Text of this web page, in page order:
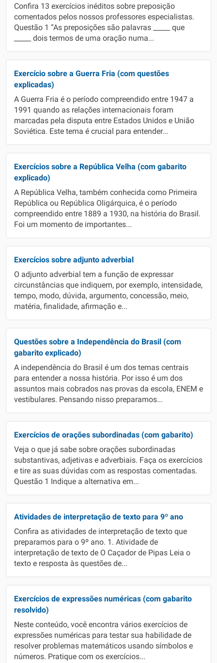
Confira 13 exercícios inéditos sobre preposição
comentados pelos nossos professores especialistas.
Questão 1 “As preposições são palavras _____ que
_____ dois termos de uma oração numa...
Exercício sobre a Guerra Fria (com questões
explicadas)
A Guerra Fria é o período compreendido entre 1947 a
1991 quando as relações internacionais foram
marcadas pela disputa entre Estados Unidos e União
Soviética. Este tema é crucial para entender...
Exercícios sobre a República Velha (com gabarito
explicado)
A República Velha, também conhecida como Primeira
República ou República Oligárquica, é o período
compreendido entre 1889 a 1930, na história do Brasil.
Foi um momento de importantes...
Exercícios sobre adjunto adverbial
O adjunto adverbial tem a função de expressar
circunstâncias que indiquem, por exemplo, intensidade,
tempo, modo, dúvida, argumento, concessão, meio,
matéria, finalidade, afirmação e...
Questões sobre a Independência do Brasil (com
gabarito explicado)
A independência do Brasil é um dos temas centrais
para entender a nossa história. Por isso é um dos
assuntos mais cobrados nas provas da escola, ENEM e
vestibulares. Pensando nisso preparamos...
Exercícios de orações subordinadas (com gabarito)
Veja o que já sabe sobre orações subordinadas
substantivas, adjetivas e adverbiais. Faça os exercícios
e tire as suas dúvidas com as respostas comentadas.
Questão 1 Indique a alternativa em...
Atividades de interpretação de texto para 9º ano
Confira as atividades de interpretação de texto que
preparamos para o 9º ano. 1. Atividade de
interpretação de texto de O Caçador de Pipas Leia o
texto e resposta às questões de...
Exercícios de expressões numéricas (com gabarito
resolvido)
Neste conteúdo, você encontra vários exercícios de
expressões numéricas para testar sua habilidade de
resolver problemas matemáticos usando símbolos e
números. Pratique com os exercícios...